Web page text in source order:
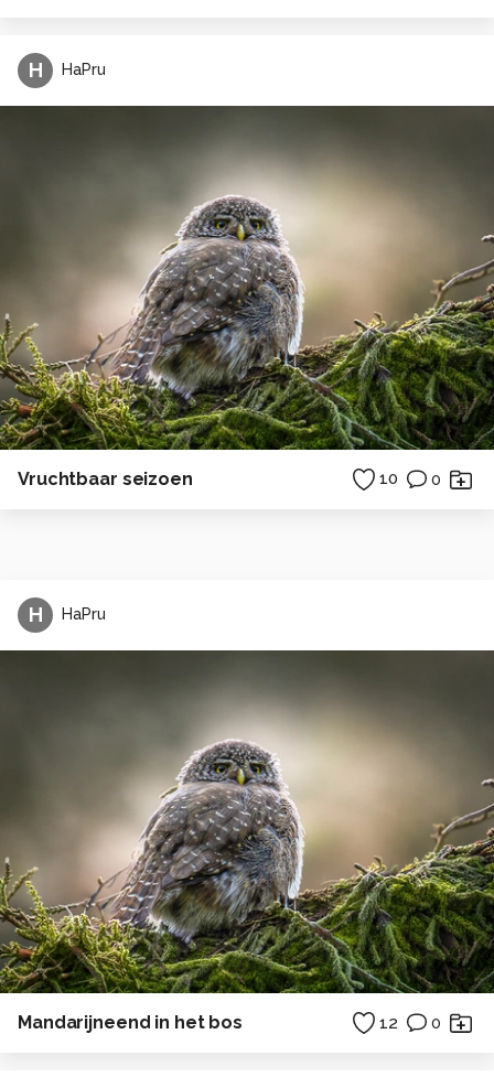
H HaPru
Vruchtbaar seizoen 10 0
H HaPru
Mandarijneend in het bos 12 0